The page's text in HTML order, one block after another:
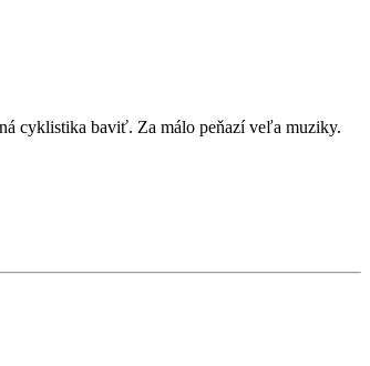
cyklistika baviť. Za málo peňazí veľa muziky.